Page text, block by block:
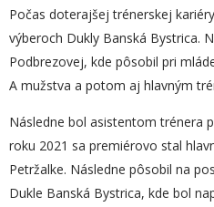
Počas doterajšej trénerskej
výberoch Dukly Banská Bystrica.
Podbrezovej, kde pôsobil pri
A mužstva a potom aj hlavným
Následne bol asistentom trénera
roku 2021 sa premiérovo stal
Petržalke. Následne pôsobil na
Dukle Banská Bystrica, kde bol